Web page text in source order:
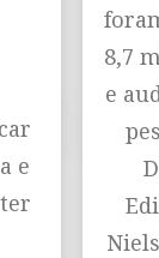
e
8,7
e